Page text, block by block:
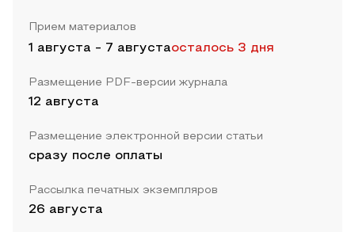
Прием материалов
1 августа - 7 августаосталось 3 дня
Размещение PDF-версии журнала
12 августа
Размещение электронной версии статьи
сразу после оплаты
Рассылка печатных экземпляров
26 августа